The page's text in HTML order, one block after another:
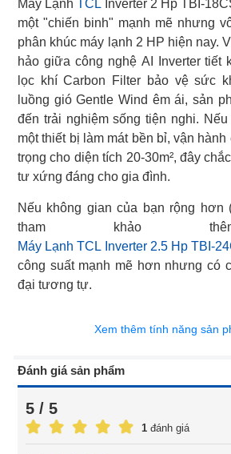
Máy Lạnh TCL Inverter 2 Hp TBI-
một "chiến binh" mạnh mẽ nhưng
phân khúc máy lạnh 2 HP hiện nay.
hảo giữa công nghệ AI Inverter tiết
lọc khí Carbon Filter bảo vệ sức
luồng gió Gentle Wind êm ái, sản
đến trải nghiệm sống tiện nghi.
một thiết bị làm mát bền bỉ, vận
trọng cho diện tích 20-30m², đây
tư xứng đáng cho gia đình.
Nếu không gian của bạn rộng hơn
Máy Lạnh TCL Inverter 2.5 Hp TBI-
công suất mạnh mẽ hơn nhưng có
đại tương tự.
Xem thêm tính năng sản
Đánh giá sản phẩm
5 / 5
1 đánh giá